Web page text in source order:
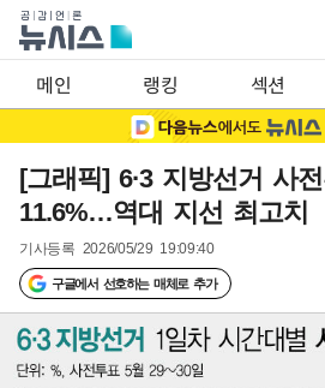
메인 랭킹 섹션
[그래픽] 6·3 지방선거 사
11.6%…역대 지선 최고치
기사등록 2026/05/29 19:09:40
구글에서 선호하는 매체로 추가